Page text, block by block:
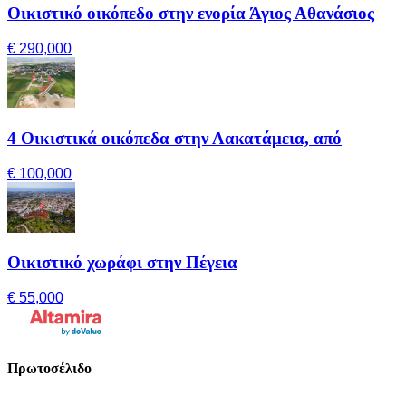
Οικιστικό οικόπεδο στην ενορία Άγιος Αθανάσιος
€ 290,000
4 Οικιστικά οικόπεδα στην Λακατάμεια, από
€ 100,000
Οικιστικό χωράφι στην Πέγεια
€ 55,000
Πρωτοσέλιδο